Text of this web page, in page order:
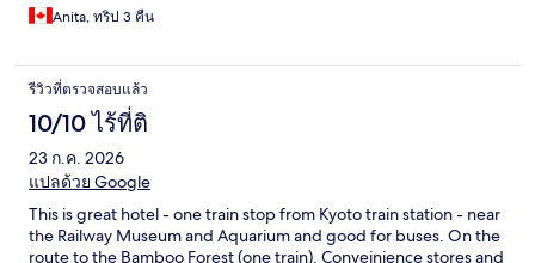
Anita, ทริป 3 คืน
รีวิวที่ตรวจสอบแล้ว
10/10 ไร้ที่ติ
23 ก.ค. 2026
แปลด้วย Google
This is great hotel - one train stop from Kyoto train station - near
the Railway Museum and Aquarium and good for buses. On the
route to the Bamboo Forest (one train). Conveinience stores and